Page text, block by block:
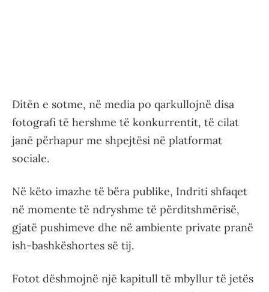
Ditën e sotme, në media po qarkullojnë disa
fotografi të hershme të konkurrentit, të cilat
janë përhapur me shpejtësi në platformat
sociale.
Në këto imazhe të bëra publike, Indriti shfaqet
në momente të ndryshme të përditshmërisë,
gjatë pushimeve dhe në ambiente private pranë
ish-bashkëshortes së tij.
Fotot dëshmojnë një kapitull të mbyllur të jetës